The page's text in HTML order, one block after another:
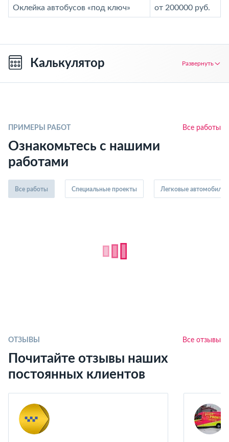
Оклейка автобусов «под ключ» от 200000 руб.
Калькулятор Развернуть
ПРИМЕРЫ РАБОТ Все работы
Ознакомьтесь с нашими
работами
Все работы Специальные проекты Легковые автомобили
ОТЗЫВЫ Все отзывы
Почитайте отзывы наших
постоянных клиентов